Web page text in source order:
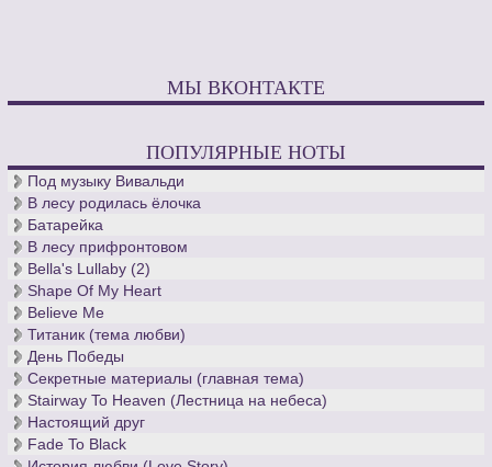
МЫ ВКОНТАКТЕ
ПОПУЛЯРНЫЕ НОТЫ
Под музыку Вивальди
В лесу родилась ёлочка
Батарейка
В лесу прифронтовом
Bella's Lullaby (2)
Shape Of My Heart
Believe Me
Титаник (тема любви)
День Победы
Секретные материалы (главная тема)
Stairway To Heaven (Лестница на небеса)
Настоящий друг
Fade To Black